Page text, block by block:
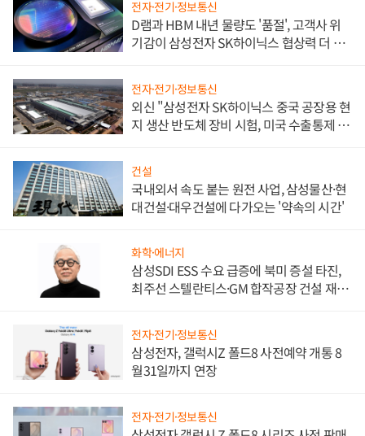
전자·전기·정보통신
D램과 HBM 내년 물량도 '품절', 고객사 위
기감이 삼성전자 SK하이닉스 협상력 더 키
전자·전기·정보통신
외신 "삼성전자 SK하이닉스 중국 공장용 현
지 생산 반도체 장비 시험, 미국 수출통제 대
건설
국내외서 속도 붙는 원전 사업, 삼성물산·현
대건설·대우건설에 다가오는 '약속의 시간'
화학·에너지
삼성SDI ESS 수요 급증에 북미 증설 타진,
최주선 스텔란티스·GM 합작공장 건설 재추
전자·전기·정보통신
삼성전자, 갤럭시Z 폴드8 사전예약 개통 8
월31일까지 연장
전자·전기·정보통신